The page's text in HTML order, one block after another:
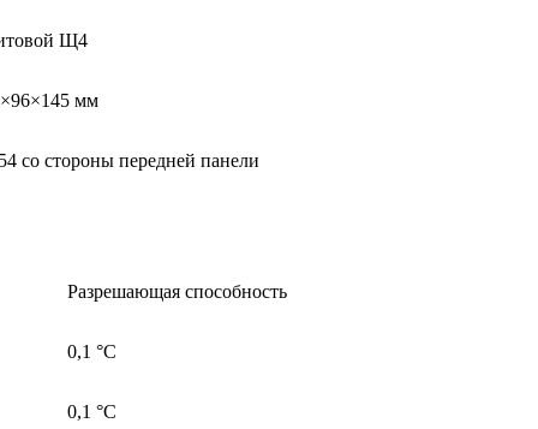
Щ4
мм
со стороны передней панели
Разрешающая способность
0,1 °С
0,1 °С